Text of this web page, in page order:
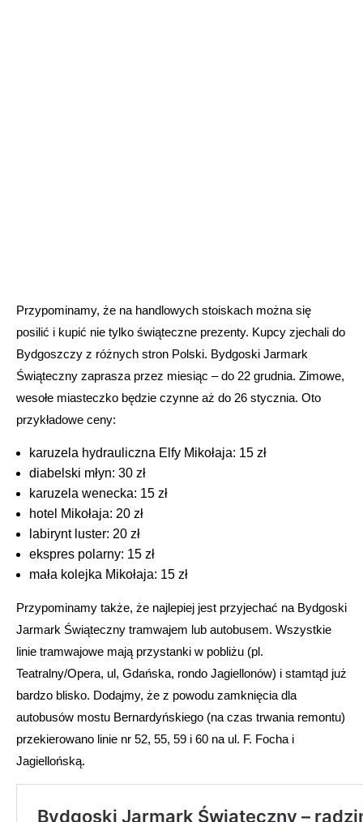
Przypominamy, że na handlowych stoiskach można się
posilić i kupić nie tylko świąteczne prezenty. Kupcy zjechali do
Bydgoszczy z różnych stron Polski. Bydgoski Jarmark
Świąteczny zaprasza przez miesiąc – do 22 grudnia. Zimowe,
wesołe miasteczko będzie czynne aż do 26 stycznia. Oto
przykładowe ceny:
karuzela hydrauliczna Elfy Mikołaja: 15 zł
diabelski młyn: 30 zł
karuzela wenecka: 15 zł
hotel Mikołaja: 20 zł
labirynt luster: 20 zł
ekspres polarny: 15 zł
mała kolejka Mikołaja: 15 zł
Przypominamy także, że najlepiej jest przyjechać na Bydgoski
Jarmark Świąteczny tramwajem lub autobusem. Wszystkie
linie tramwajowe mają przystanki w pobliżu (pl.
Teatralny/Opera, ul, Gdańska, rondo Jagiellonów) i stamtąd już
bardzo blisko. Dodajmy, że z powodu zamknięcia dla
autobusów mostu Bernardyńskiego (na czas trwania remontu)
przekierowano linie nr 52, 55, 59 i 60 na ul. F. Focha i
Jagiellońską.